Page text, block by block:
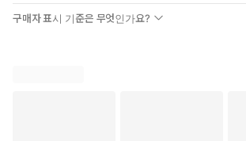
구매자 표시 기준은 무엇인가요?